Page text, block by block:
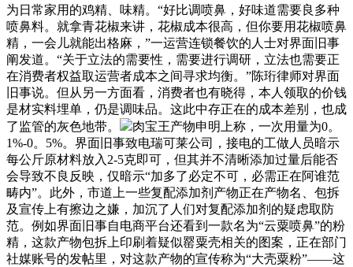
为日常家用的鸡精、味精。“好比调喷鼻，好味道需要良多种
喷鼻料。就拿青花椒来讲，花椒成本很高，但你要用花椒喷鼻
精，一会儿就能出格麻，”一运营连锁餐饮的人士对界面旧事
阐发道。“关于立法的需要性，需要进行调研，立法也需要正
在消费者权益取运营者成本之间寻求均衡。”陈珩律师对界面
旧事说。但从另一方面看，消费者也有晓得，本人领取的价钱
是材实料埋单，仍是调味品。这此中存正在的成本差别，也成
了监管的灰色地带。
肉宝王产物申明上称，一次用量为0。
1%-0。5%。界面旧事致电瑞可莱公司，接电的工做人员暗示
每公斤原材料放入2-5克即可，但其并不清晰添加过量后能否
会导致不良反映，仅暗示“加多了必定不可，必需正在阿谁范
畴内”。此外，市道上一些复配添加剂产物正在产物名、包拆
及宣传上有擦边之嫌，加沉了人们对复配添加剂的疑虑取防
范。例如界面旧事自电商平台还看到一款名为“云粟喷鼻”的粉
精，这款产物包拆上印刷着疑似罂粟壳相关的图案，正在部门
社媒账号的发帖里，对这款产物的宣传称为“大壳粟粉”——这